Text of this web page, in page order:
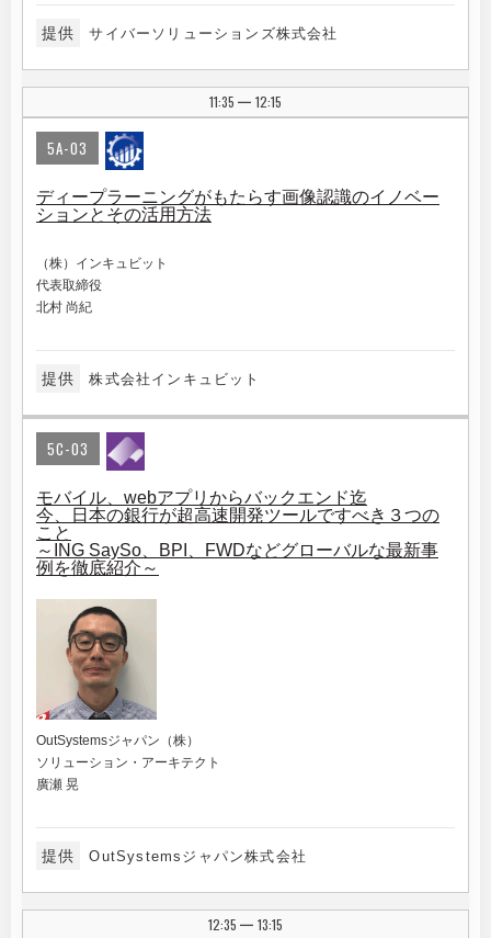
提供 サイバーソリューションズ株式会社
11:35 | 12:15
5A-03
ディープラーニングがもたらす画像認識のイノベー
ションとその活用方法
（株）インキュビット
代表取締役
北村 尚紀
提供 株式会社インキュビット
5C-03
モバイル、webアプリからバックエンド迄
今、日本の銀行が超高速開発ツールですべき３つの
こと
～ING SaySo、BPI、FWDなどグローバルな最新事
例を徹底紹介～
OutSystemsジャパン（株）
ソリューション・アーキテクト
廣瀬 晃
提供 OutSystemsジャパン株式会社
12:35 | 13:15